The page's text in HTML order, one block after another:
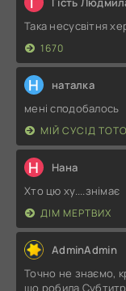
Така несусвітня
1670
Н наталка
мені сподобалось
МІЙ СУСІД
Н Нана
Хто цю ху....знімає
ДІМ МЕРТВИХ
AdminAdmin
Точно не знаємо,
що робила